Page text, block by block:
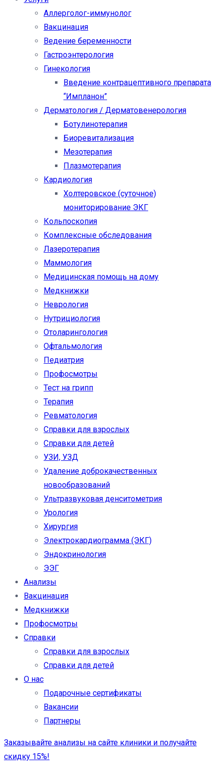
Аллерголог-иммунолог
Вакцинация
Ведение беременности
Гастроэнтерология
Гинекология
Введение контрацептивного препарата
“Импланон”
Дерматология / Дерматовенерология
Ботулинотерапия
Биоревитализация
Мезотерапия
Плазмотерапия
Кардиология
Холтеровское (суточное)
мониторирование ЭКГ
Кольпоскопия
Комплексные обследования
Лазеротерапия
Маммология
Медицинская помощь на дому
Медкнижки
Неврология
Нутрициология
Отоларингология
Офтальмология
Педиатрия
Профосмотры
Тест на грипп
Терапия
Ревматология
Справки для взрослых
Справки для детей
УЗИ, УЗД
Удаление доброкачественных
новообразований
Ультразвуковая денситометрия
Урология
Хирургия
Электрокардиограмма (ЭКГ)
Эндокринология
ЭЭГ
Анализы
Вакцинация
Медкнижки
Профосмотры
Справки
Справки для взрослых
Справки для детей
О нас
Подарочные сертификаты
Вакансии
Партнеры
Заказывайте анализы на сайте клиники и получайте
скидку 15%!